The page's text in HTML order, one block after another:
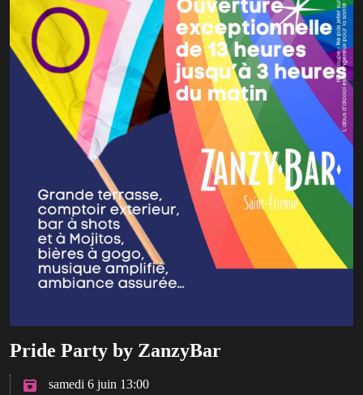
Pride Party by ZanzyBar
samedi 6 juin 13:00